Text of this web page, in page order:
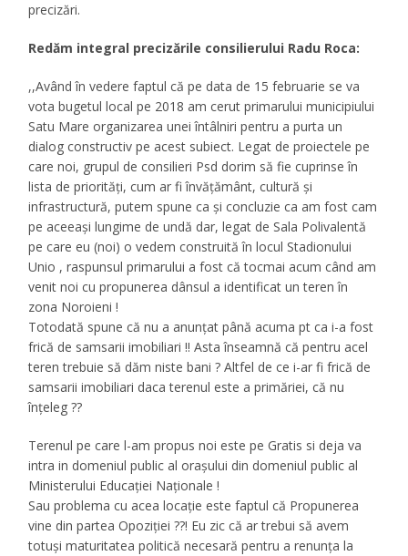
precizări.
Redăm integral precizările consilierului Radu Roca:
,,Având în vedere faptul că pe data de 15 februarie se va
vota bugetul local pe 2018 am cerut primarului municipiului
Satu Mare organizarea unei întâlniri pentru a purta un
dialog constructiv pe acest subiect. Legat de proiectele pe
care noi, grupul de consilieri Psd dorim să fie cuprinse în
lista de priorități, cum ar fi învăţământ, cultură şi
infrastructură, putem spune ca și concluzie ca am fost cam
pe aceeași lungime de undă dar, legat de Sala Polivalentă
pe care eu (noi) o vedem construită în locul Stadionului
Unio , raspunsul primarului a fost că tocmai acum când am
venit noi cu propunerea dânsul a identificat un teren în
zona Noroieni !
Totodată spune că nu a anunțat până acuma pt ca i-a fost
frică de samsarii imobiliari !! Asta înseamnă că pentru acel
teren trebuie să dăm niste bani ? Altfel de ce i-ar fi frică de
samsarii imobiliari daca terenul este a primăriei, că nu
înțeleg ??
Terenul pe care l-am propus noi este pe Gratis si deja va
intra in domeniul public al orașului din domeniul public al
Ministerului Educaţiei Naţionale !
Sau problema cu acea locație este faptul că Propunerea
vine din partea Opoziției ??! Eu zic că ar trebui să avem
totuşi maturitatea politică necesară pentru a renunţa la